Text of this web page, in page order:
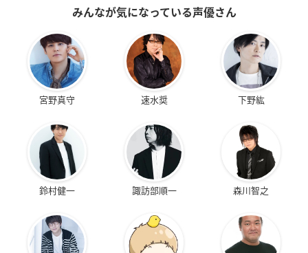
みんなが気になっている声優さん
宮野真守 速水奨 下野紘
鈴村健一 諏訪部順一 森川智之